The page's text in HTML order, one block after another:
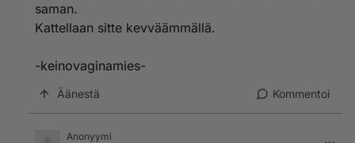
saman.
Kattellaan sitte kevväämmällä.
-keinovaginamies-
Äänestä Kommentoi
Anonyymi